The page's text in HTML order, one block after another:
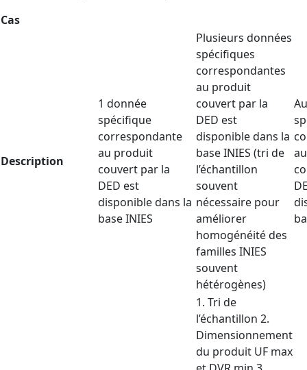
Cas
Description
1 donnée
spécifique
correspondante
au produit
couvert par la
DED est
disponible dans la
base INIES
Plusieurs données
spécifiques
correspondantes
au produit
couvert par la
DED est
disponible dans la
base INIES (tri de
l’échantillon
souvent
nécessaire pour
améliorer
homogénéité des
familles INIES
souvent
hétérogènes)
1. Tri de
l’échantillon 2.
Dimensionnement
du produit UF max